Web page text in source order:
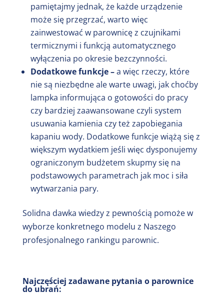
pamiętajmy jednak, że każde urządzenie
może się przegrzać, warto więc
zainwestować w parownicę z czujnikami
termicznymi i funkcją automatycznego
wyłączenia po okresie bezczynności.
Dodatkowe funkcje –a więc rzeczy, które
nie są niezbędne ale warte uwagi, jak choćby
lampka informująca o gotowości do pracy
czy bardziej zaawansowane czyli system
usuwania kamienia czy też zapobiegania
kapaniu wody. Dodatkowe funkcje wiążą się z
większym wydatkiem jeśli więc dysponujemy
ograniczonym budżetem skupmy się na
podstawowych parametrach jak moc i siła
wytwarzania pary.
Solidna dawka wiedzy z pewnością pomoże w
wyborze konkretnego modelu z Naszego
profesjonalnego rankingu parownic.
Najczęściej zadawane pytania o parownice
do ubrań: